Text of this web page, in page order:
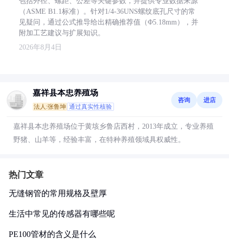
（ASME B1.1标准）。针对1/4-36UNS螺纹底孔尺寸的常
见疑问，通过公式推导给出精确推荐值（Φ5.18mm），并
附加工艺建议与扩展知识。
2026年8月4日
嘉祥县本忠养殖场
法人:张鲁坤 通过真实性核验
咨询 进店
嘉祥县本忠养殖场位于黄垓乡鲁店西村，2013年成立，专业养殖
野猪、山羊等，经验丰富，在特种养殖领域具权威性。
热门文章
无缝钢管的常用规格及壁厚
生活中常见的传感器有哪些呢
PE100管材的含义是什么